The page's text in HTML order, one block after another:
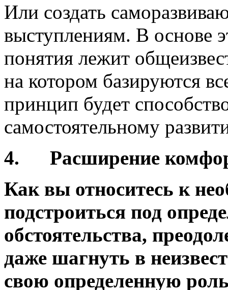
Или создать
выступлениям. В основе
понятия лежит
на котором базируются
принцип будет
самостоятельному
4. Расширение
Как вы относитесь к
подстроиться под
обстоятельства,
даже шагнуть в
свою определенную